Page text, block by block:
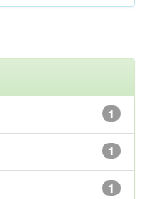
1
1
1